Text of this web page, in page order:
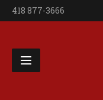
Aller au contenu principal
Téléphone
418 877-3666